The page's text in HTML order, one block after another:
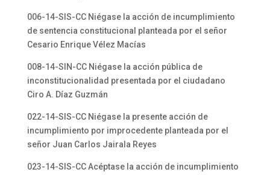
006-14-SIS-CC Niégase la acción de incumplimiento
de sentencia constitucional planteada por el señor
Cesario Enrique Vélez Macías
008-14-SIN-CC Niégase la acción pública de
inconstitucionalidad presentada por el ciudadano
Ciro A. Díaz Guzmán
022-14-SIS-CC Niégase la presente acción de
incumplimiento por improcedente planteada por el
señor Juan Carlos Jairala Reyes
023-14-SIS-CC Acéptase la acción de incumplimiento